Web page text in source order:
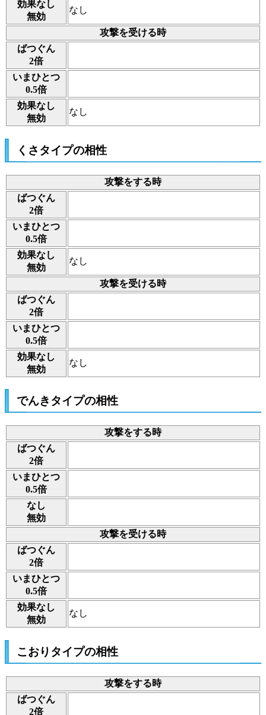
効果なし
無効
なし
攻撃を受ける時
ばつぐん
2倍
いまひとつ
0.5倍
効果なし
無効
なし
くさタイプの相性
攻撃をする時
ばつぐん
2倍
いまひとつ
0.5倍
効果なし
無効
なし
攻撃を受ける時
ばつぐん
2倍
いまひとつ
0.5倍
効果なし
無効
なし
でんきタイプの相性
攻撃をする時
ばつぐん
2倍
いまひとつ
0.5倍
なし
無効
攻撃を受ける時
ばつぐん
2倍
いまひとつ
0.5倍
効果なし
無効
なし
こおりタイプの相性
攻撃をする時
ばつぐん
2倍